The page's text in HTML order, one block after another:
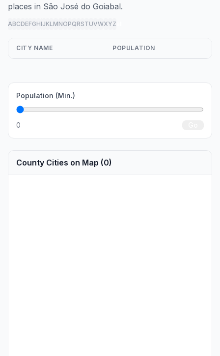
places in São José do Goiabal.
ABCDEFGHIJKLMNOPQRSTUVWXYZ
CITY NAME POPULATION
Population (Min.)
0
County Cities on Map (0)